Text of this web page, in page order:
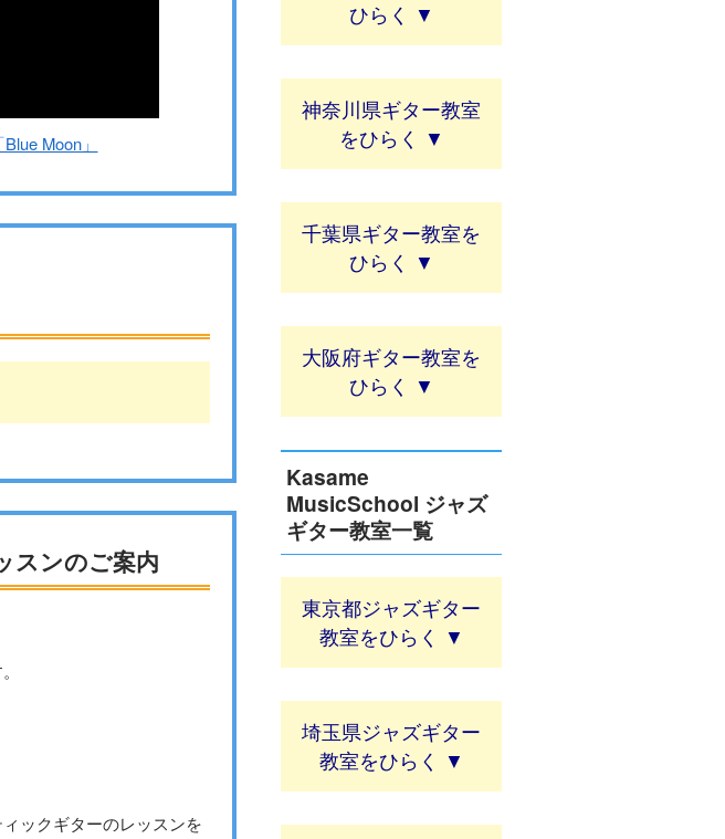
Moon」
スンのご案内
ックギターのレッスンを
神奈川県ギター教室
千葉県ギター教室
大阪府ギター教室
Kasame
MusicSchool ジャズ
ギター教室一覧
東京都ジャズギター
教室
埼玉県ジャズギター
教室